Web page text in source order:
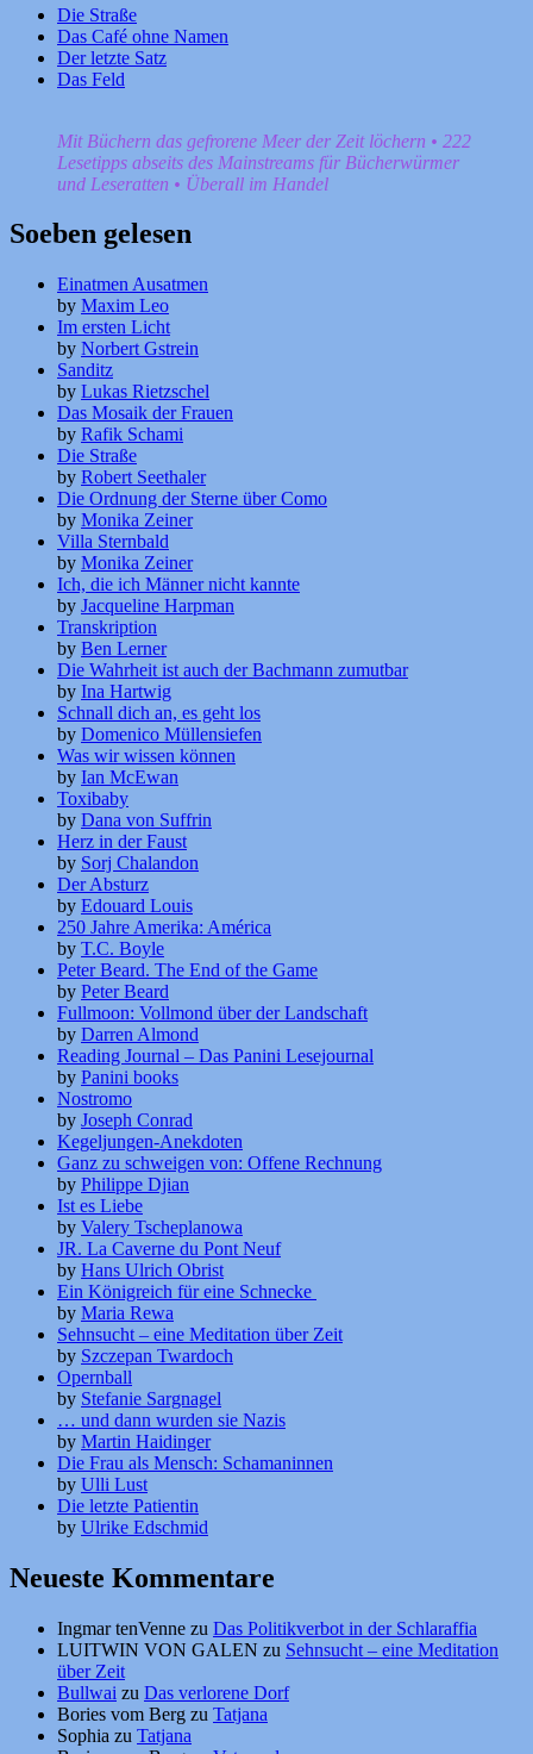
Die Straße
Das Café ohne Namen
Der letzte Satz
Das Feld
Mit Büchern das gefrorene Meer der Zeit löchern • 222
Lesetipps abseits des Mainstreams für Bücherwürmer
und Leseratten • Überall im Handel
Soeben gelesen
Einatmen Ausatmen
by Maxim Leo
Im ersten Licht
by Norbert Gstrein
Sanditz
by Lukas Rietzschel
Das Mosaik der Frauen
by Rafik Schami
Die Straße
by Robert Seethaler
Die Ordnung der Sterne über Como
by Monika Zeiner
Villa Sternbald
by Monika Zeiner
Ich, die ich Männer nicht kannte
by Jacqueline Harpman
Transkription
by Ben Lerner
Die Wahrheit ist auch der Bachmann zumutbar
by Ina Hartwig
Schnall dich an, es geht los
by Domenico Müllensiefen
Was wir wissen können
by Ian McEwan
Toxibaby
by Dana von Suffrin
Herz in der Faust
by Sorj Chalandon
Der Absturz
by Edouard Louis
250 Jahre Amerika: América
by T.C. Boyle
Peter Beard. The End of the Game
by Peter Beard
Fullmoon: Vollmond über der Landschaft
by Darren Almond
Reading Journal – Das Panini Lesejournal
by Panini books
Nostromo
by Joseph Conrad
Kegeljungen-Anekdoten
Ganz zu schweigen von: Offene Rechnung
by Philippe Djian
Ist es Liebe
by Valery Tscheplanowa
JR. La Caverne du Pont Neuf
by Hans Ulrich Obrist
Ein Königreich für eine Schnecke
by Maria Rewa
Sehnsucht – eine Meditation über Zeit
by Szczepan Twardoch
Opernball
by Stefanie Sargnagel
… und dann wurden sie Nazis
by Martin Haidinger
Die Frau als Mensch: Schamaninnen
by Ulli Lust
Die letzte Patientin
by Ulrike Edschmid
Neueste Kommentare
Ingmar tenVenne zu Das Politikverbot in der Schlaraffia
LUITWIN VON GALEN zu Sehnsucht – eine Meditation
über Zeit
Bullwai zu Das verlorene Dorf
Bories vom Berg zu Tatjana
Sophia zu Tatjana